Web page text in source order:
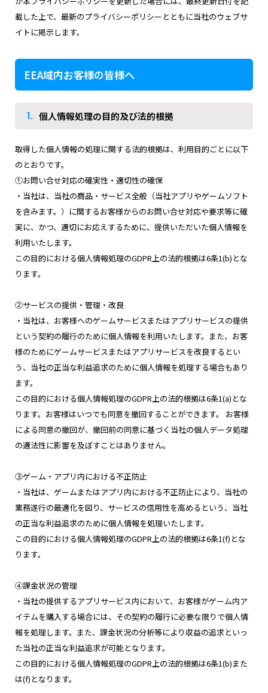
載した上で、最新のプライバシーポリシーとともに当社のウェブサ
イトに掲示します。
EEA域内お客様の皆様へ
1. 個人情報処理の目的及び法的根拠
取得した個人情報の処理に関する法的根拠は、利用目的ごとに以下
のとおりです。
①お問い合せ対応の確実性・適切性の確保
・当社は、当社の商品・サービス全般（当社アプリやゲームソフト
を含みます。）に関するお客様からのお問い合せ対応や要求等に確
実に、かつ、適切にお応えするために、提供いただいた個人情報を
利用いたします。
この目的における個人情報処理のGDPR上の法的根拠は6条1(b)とな
ります。
②サービスの提供・管理・改良
・当社は、お客様へのゲームサービスまたはアプリサービスの提供
という契約の履行のために個人情報を利用いたします。また、お客
様のためにゲームサービスまたはアプリサービスを改良するとい
う、当社の正当な利益追求のために個人情報を処理する場合もあり
ます。
この目的における個人情報処理のGDPR上の法的根拠は6条1(a)とな
ります。お客様はいつでも同意を撤回することができます。 お客様
による同意の撤回が、撤回前の同意に基づく当社の個人データ処理
の適法性に影響を及ぼすことはありません。
③ゲーム・アプリ内における不正防止
・当社は、ゲームまたはアプリ内における不正防止により、当社の
業務遂行の最適化を図り、サービスの信用性を高めるという、当社
の正当な利益追求のために個人情報を処理いたします。
この目的における個人情報処理のGDPR上の法的根拠は6条1(f)とな
ります。
④課金状況の管理
・当社の提供するアプリサービス内において、お客様がゲーム内ア
イテムを購入する場合には、その契約の履行に必要な限りで個人情
報を処理します。また、課金状況の分析等により収益の追求といっ
た当社の正当な利益追求が可能となります。
この目的における個人情報処理のGDPR上の法的根拠は6条1(b)また
は(f)となります。